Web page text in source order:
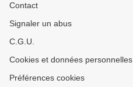
Contact
Signaler un abus
C.G.U.
Cookies et données personnelles
Préférences cookies